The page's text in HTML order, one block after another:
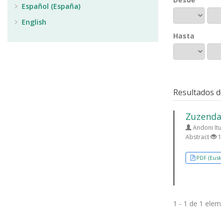
Hasta
Resultados
Andoni
Abstract
PDF
1 - 1 de 1
Español (España)
English